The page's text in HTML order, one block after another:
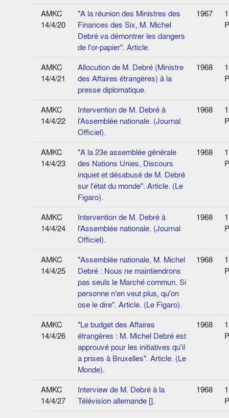
AMKC
14/4/20
"A la réunion des Ministres des
Finances des Six, M. Michel
Debré va démontrer les dangers
de l'or-papier". Article.
1967
1
AMKC
14/4/21
Allocution de M. Debré (Ministre
des Affaires étrangères) à la
presse diplomatique.
1968
1
AMKC
14/4/22
Intervention de M. Debré à
l'Assemblée nationale. (Journal
Officiel).
1968
1
AMKC
14/4/23
"A la 23e assemblée générale
des Nations Unies, Discours
inquiet et désabusé de M. Debré
sur l'état du monde". Article. (Le
Figaro).
1968
1
AMKC
14/4/24
Intervention de M. Debré à
l'Assemblée nationale. (Journal
Officiel).
1968
1
AMKC
14/4/25
"Assemblée nationale, M. Michel
Debré : Nous ne maintiendrons
pas seuls le Marché commun. Si
personne n'en veut plus, qu'on
ose le dire". Article. (Le Figaro).
1968
1
AMKC
14/4/26
"Le budget des Affaires
étrangères : M. Michel Debré est
approuvé pour les initiatives qu'il
a prises à Bruxelles". Article. (Le
Monde).
1968
1
AMKC
14/4/27
Interview de M. Debré à la
Télévision allemande [].
1968
1